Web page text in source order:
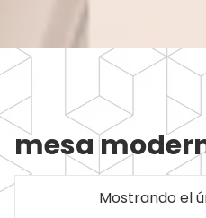
mesa
Mostrando el